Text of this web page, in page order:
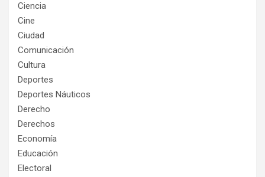
Ciencia
Cine
Ciudad
Comunicación
Cultura
Deportes
Deportes Náuticos
Derecho
Derechos
Economía
Educación
Electoral